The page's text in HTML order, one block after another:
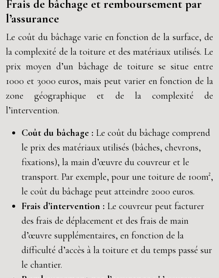
Frais de bâchage et remboursement par
l’assurance
Le coût du bâchage varie en fonction de la surface, de
la complexité de la toiture et des matériaux utilisés. Le
prix moyen d’un bâchage de toiture se situe entre
1000 et 3000 euros, mais peut varier en fonction de la
zone géographique et de la complexité de
l’intervention.
Coût du bâchage : Le coût du bâchage comprend
le prix des matériaux utilisés (bâches, chevrons,
fixations), la main d’œuvre du couvreur et le
transport. Par exemple, pour une toiture de 100m²,
le coût du bâchage peut atteindre 2000 euros.
Frais d’intervention : Le couvreur peut facturer
des frais de déplacement et des frais de main
d’œuvre supplémentaires, en fonction de la
difficulté d’accès à la toiture et du temps passé sur
le chantier.